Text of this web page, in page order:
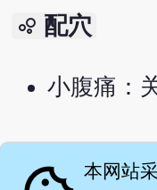
bubble_chart 配穴
小腹痛：
English version
本网站